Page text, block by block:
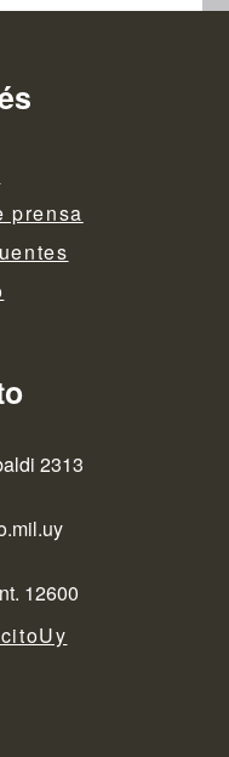
prensa
2313
12600